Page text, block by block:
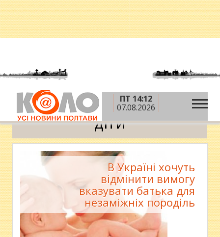
ПТ 14:12
07.08.2026
Головна » діти
діти
В Україні хочуть
відмінити вимогу
вказувати батька для
незаміжніх породіль